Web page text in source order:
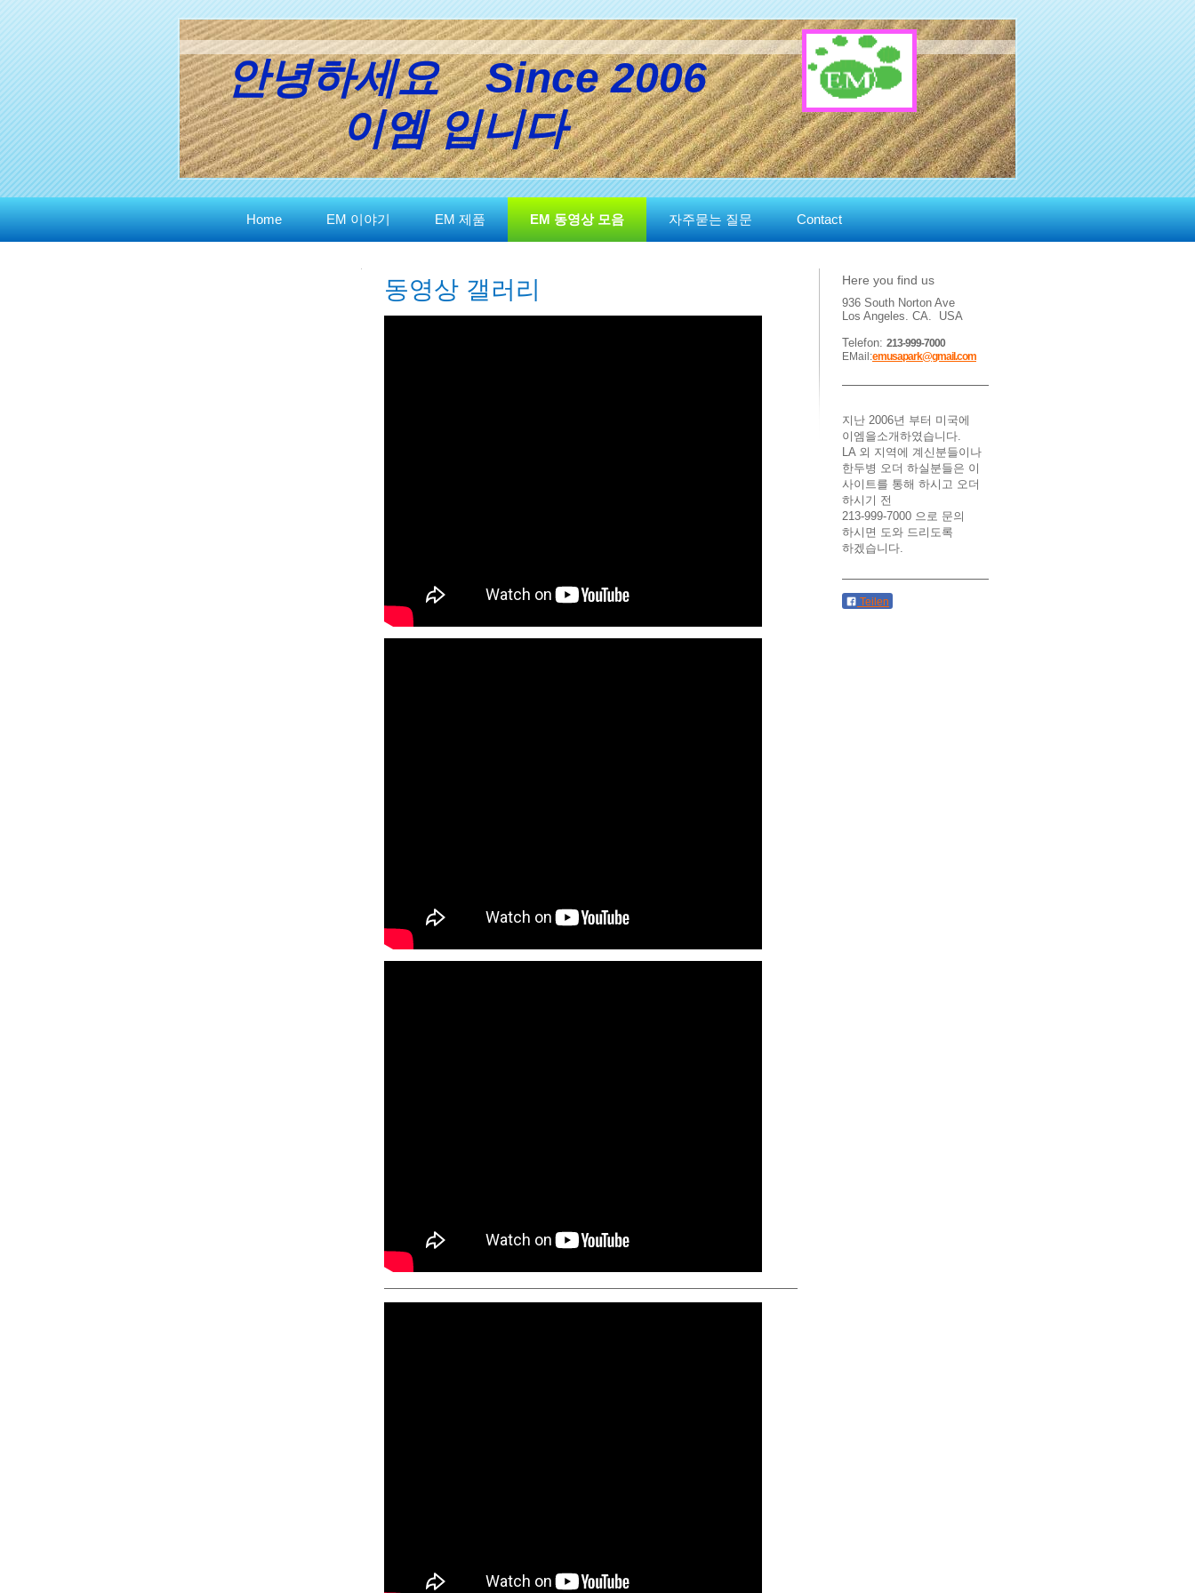
안녕하세요 Since 2006
이엠 입니다
Home EM 이야기 EM 제품 EM 동영상 모음 자주묻는 질문 Contact
동영상 갤러리 Here you find us
936 South Norton Ave
Los Angeles. CA. USA
Telefon: 213-999-7000
EMail:emusapark@gmail.com
지난 2006년 부터 미국에
이엠을소개하였습니다.
LA 외 지역에 계신분들이나
한두병 오더 하실분들은 이
사이트를 통해 하시고 오더
하시기 전
213-999-7000 으로 문의
하시면 도와 드리도록
하겠습니다.
Teilen